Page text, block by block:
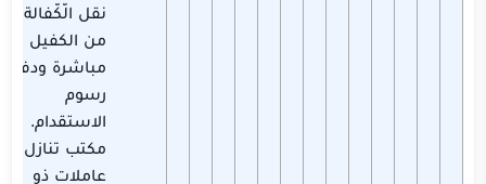
نقل الّكّفالة
من الكفيل
مباشرة ودفع
رسوم
الاستقدام.
مكتب تنازل
عاملات ذو